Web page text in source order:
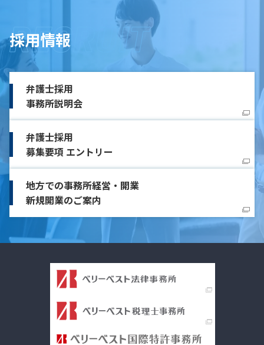
採用情報
弁護士採用
事務所説明会
弁護士採用
募集要項 エントリー
地方での事務所経営・開業
新規開業のご案内